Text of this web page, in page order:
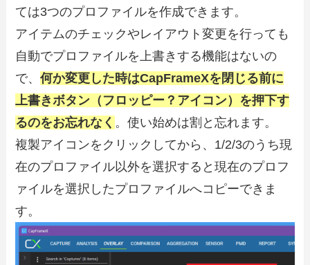
ては3つのプロファイルを作成できます。
アイテムのチェックやレイアウト変更を行っても
自動でプロファイルを上書きする機能はないの
で、何か変更した時はCapFrameXを閉じる前に
上書きボタン（フロッピー？アイコン）を押下す
るのをお忘れなく 。使い始めは割と忘れます。
複製アイコンをクリックしてから、1/2/3のうち現
在のプロファイル以外を選択すると現在のプロフ
ァイルを選択したプロファイルへコピーできま
す。